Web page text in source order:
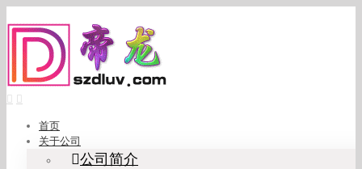
to
content
首页
关于公司
公司简介